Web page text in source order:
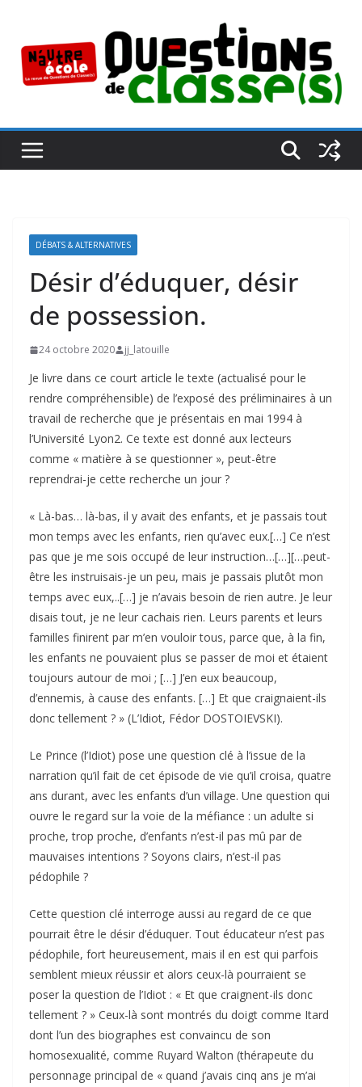
contenu
DÉBATS & ALTERNATIVES
Désir d’éduquer, désir
de possession.
24 octobre 2020 jj_latouille
Je livre dans ce court article le texte (actualisé pour le
rendre compréhensible) de l’exposé des préliminaires à un
travail de recherche que je présentais en mai 1994 à
l’Université Lyon2. Ce texte est donné aux lecteurs
comme « matière à se questionner », peut-être
reprendrai-je cette recherche un jour ?
« Là-bas… là-bas, il y avait des enfants, et je passais tout
mon temps avec les enfants, rien qu’avec eux.[…] Ce n’est
pas que je me sois occupé de leur instruction…[…][…peut-
être les instruisais-je un peu, mais je passais plutôt mon
temps avec eux,..[…] je n’avais besoin de rien autre. Je leur
disais tout, je ne leur cachais rien. Leurs parents et leurs
familles finirent par m’en vouloir tous, parce que, à la fin,
les enfants ne pouvaient plus se passer de moi et étaient
toujours autour de moi ; […] J’en eux beaucoup,
d’ennemis, à cause des enfants. […] Et que craignaient-ils
donc tellement ? » (L’Idiot, Fédor DOSTOIEVSKI).
Le Prince (l’Idiot) pose une question clé à l’issue de la
narration qu’il fait de cet épisode de vie qu’il croisa, quatre
ans durant, avec les enfants d’un village. Une question qui
ouvre le regard sur la voie de la méfiance : un adulte si
proche, trop proche, d’enfants n’est-il pas mû par de
mauvaises intentions ? Soyons clairs, n’est-il pas
pédophile ?
Cette question clé interroge aussi au regard de ce que
pourrait être le désir d’éduquer. Tout éducateur n’est pas
pédophile, fort heureusement, mais il en est qui parfois
semblent mieux réussir et alors ceux-là pourraient se
poser la question de l’Idiot : « Et que craignent-ils donc
tellement ? » Ceux-là sont montrés du doigt comme Itard
dont l’un des biographes est convaincu de son
homosexualité, comme Ruyard Walton (thérapeute du
personnage principal de « quand j’avais cinq ans je m’ai